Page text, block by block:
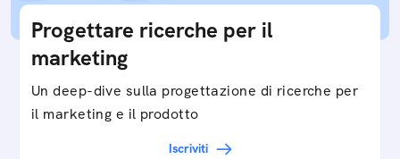
Progettare ricerche per il
marketing
Un deep-dive sulla progettazione di ricerche per
il marketing e il prodotto
Iscriviti